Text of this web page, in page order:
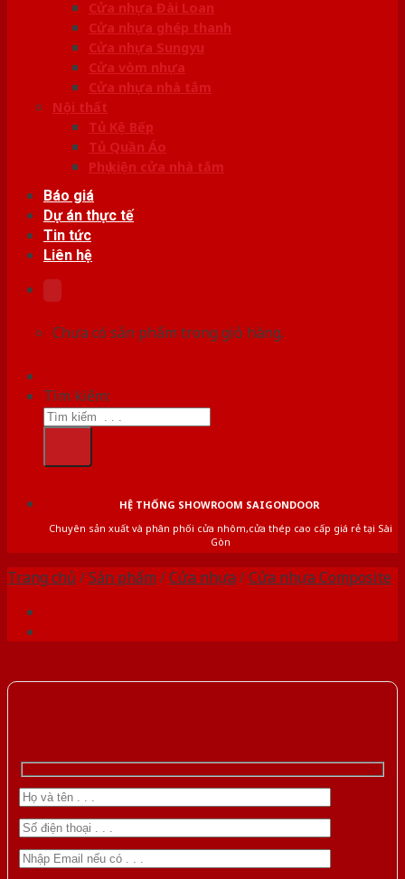
Cửa nhựa Đài Loan
Cửa nhựa ghép thanh
Cửa nhựa Sungyu
Cửa vòm nhựa
Cửa nhựa nhà tắm
Nội thất
Tủ Kệ Bếp
Tủ Quần Áo
Phụ kiện cửa nhà tắm
Báo giá
Dự án thực tế
Tin tức
Liên hệ
Chưa có sản phẩm trong giỏ hàng.
Tìm kiếm:
HỆ THỐNG SHOWROOM SAIGONDOOR
Chuyên sản xuất và phân phối cửa nhôm,cửa thép cao cấp giá rẻ tại Sài
Gòn
Trang chủ /Sản phẩm /Cửa nhựa /Cửa nhựa Composite